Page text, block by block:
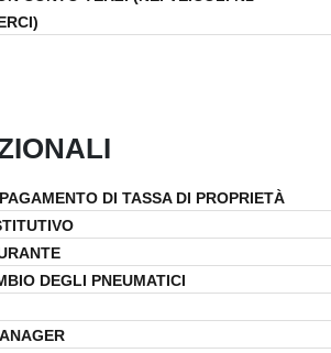
DI TASSA DI PROPRIETÀ
DEGLI PNEUMATICI